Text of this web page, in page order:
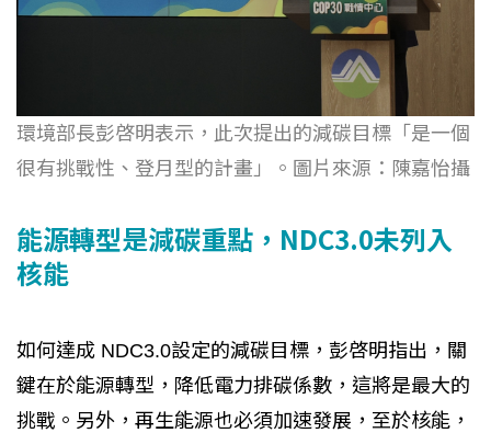
環境部長彭啓明表示，此次提出的減碳目標「是一個
很有挑戰性、登月型的計畫」。圖片來源：陳嘉怡攝
能源轉型是減碳重點，NDC3.0未列入
核能
如何達成 NDC3.0設定的減碳目標，彭啓明指出，關
鍵在於能源轉型，降低電力排碳係數，這將是最大的
挑戰。另外，再生能源也必須加速發展，至於核能，